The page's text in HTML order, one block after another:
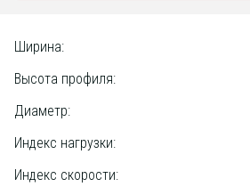
Ширина:
Высота профиля:
Диаметр:
Индекс нагрузки:
Индекс скорости: